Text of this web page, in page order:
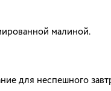
малиной.
для неспешного